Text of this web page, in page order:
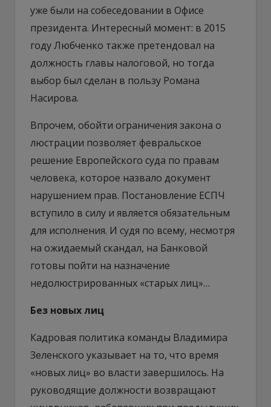
уже были на собеседовании в Офисе
президента. Интересный момент: в 2015
году Любченко также претендовал на
должность главы налоговой, но тогда
выбор был сделан в пользу Романа
Насирова.
Впрочем, обойти ограничения закона о
люстрации позволяет февральское
решение Европейского суда по правам
человека, которое назвало документ
нарушением прав. Постановление ЕСПЧ
вступило в силу и является обязательным
для исполнения. И судя по всему, несмотря
на ожидаемый скандал, на Банковой
готовы пойти на назначение
недолюстрированных «старых лиц»…
Без новых лиц
Кадровая политика команды Владимира
Зеленского указывает на то, что время
«новых лиц» во власти завершилось. На
руководящие должности возвращают